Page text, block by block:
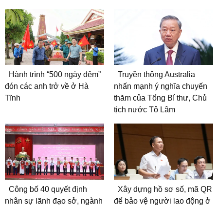
Hành trình “500 ngày đêm”
đón các anh trở về ở Hà
Tĩnh
Truyền thông Australia
nhấn mạnh ý nghĩa chuyến
thăm của Tổng Bí thư, Chủ
tịch nước Tô Lâm
Công bố 40 quyết định
nhân sự lãnh đạo sở, ngành
Xây dựng hồ sơ số, mã QR
để bảo vệ người lao động ở